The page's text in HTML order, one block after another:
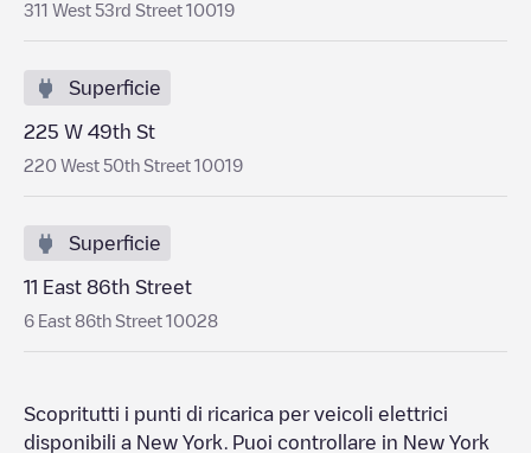
311 West 53rd Street 10019
Superficie
225 W 49th St
220 West 50th Street 10019
Superficie
11 East 86th Street
6 East 86th Street 10028
Scopritutti i punti di ricarica per veicoli elettrici
disponibili a New York . Puoi controllare in New York